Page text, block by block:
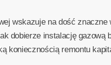
wskazuje na dość
dobierze instalację gazową
koniecznością remontu